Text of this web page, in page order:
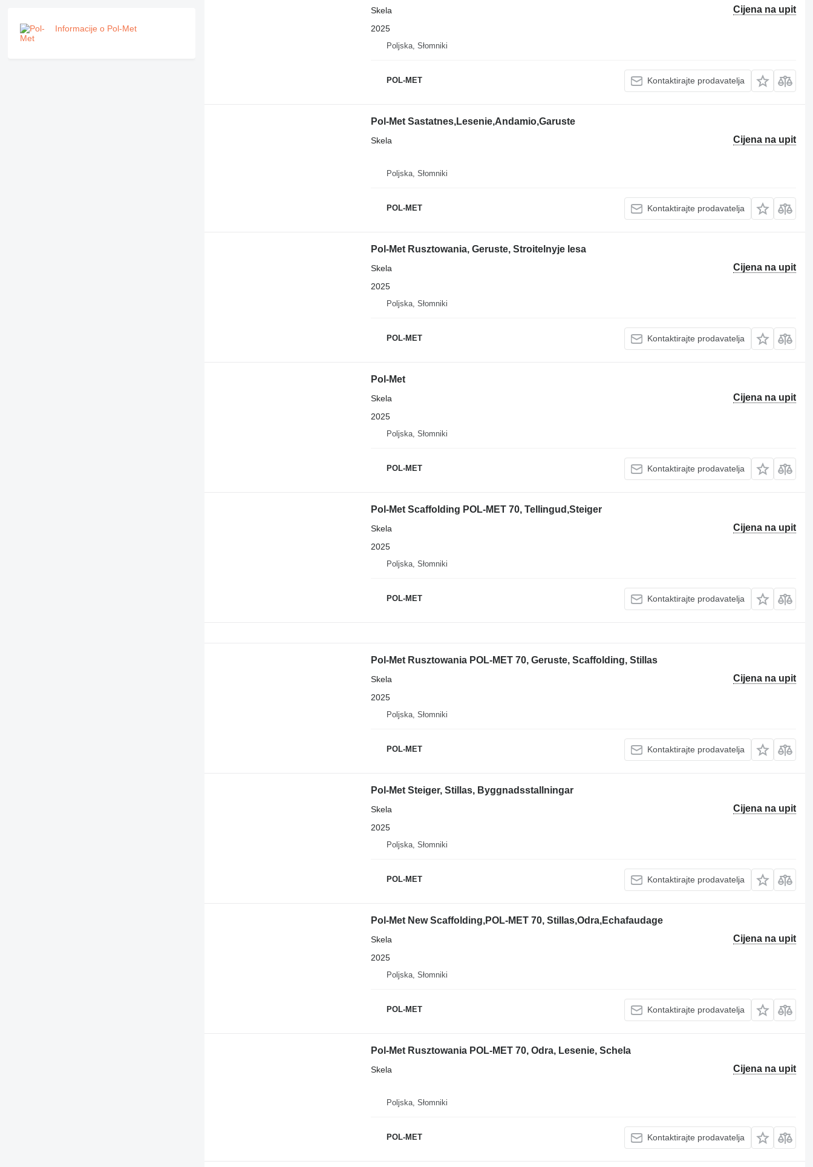
Informacije o Pol-Met
Cijena na upit
Skela
2025
Poljska, Słomniki
POL-MET Kontaktirajte prodavatelja
Pol-Met Sastatnes,Lesenie,Andamio,Garuste
Cijena na upit
Skela
Poljska, Słomniki
POL-MET Kontaktirajte prodavatelja
Pol-Met Rusztowania, Geruste, Stroitelnyje lesa
Cijena na upit
Skela
2025
Poljska, Słomniki
POL-MET Kontaktirajte prodavatelja
Pol-Met
Cijena na upit
Skela
2025
Poljska, Słomniki
POL-MET Kontaktirajte prodavatelja
Pol-Met Scaffolding POL-MET 70, Tellingud,Steiger
Cijena na upit
Skela
2025
Poljska, Słomniki
POL-MET Kontaktirajte prodavatelja
Pol-Met Rusztowania POL-MET 70, Geruste, Scaffolding, Stillas
Cijena na upit
Skela
2025
Poljska, Słomniki
POL-MET Kontaktirajte prodavatelja
Pol-Met Steiger, Stillas, Byggnadsstallningar
Cijena na upit
Skela
2025
Poljska, Słomniki
POL-MET Kontaktirajte prodavatelja
Pol-Met New Scaffolding,POL-MET 70, Stillas,Odra,Echafaudage
Cijena na upit
Skela
2025
Poljska, Słomniki
POL-MET Kontaktirajte prodavatelja
Pol-Met Rusztowania POL-MET 70, Odra, Lesenie, Schela
Cijena na upit
Skela
Poljska, Słomniki
POL-MET Kontaktirajte prodavatelja